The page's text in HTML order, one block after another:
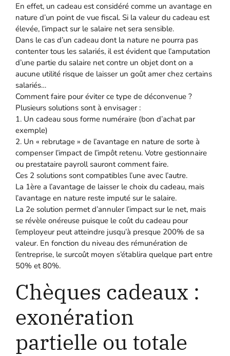
En effet, un cadeau est considéré comme un avantage en
nature d’un point de vue fiscal. Si la valeur du cadeau est
élevée, l’impact sur le salaire net sera sensible.
Dans le cas d’un cadeau dont la nature ne pourra pas
contenter tous les salariés, il est évident que l’amputation
d’une partie du salaire net contre un objet dont on a
aucune utilité risque de laisser un goût amer chez certains
salariés…
Comment faire pour éviter ce type de déconvenue ?
Plusieurs solutions sont à envisager :
1. Un cadeau sous forme numéraire (bon d’achat par
exemple)
2. Un « rebrutage » de l’avantage en nature de sorte à
compenser l’impact de l’impôt retenu. Votre gestionnaire
ou prestataire payroll sauront comment faire.
Ces 2 solutions sont compatibles l’une avec l’autre.
La 1ère a l’avantage de laisser le choix du cadeau, mais
l’avantage en nature reste imputé sur le salaire.
La 2e solution permet d’annuler l’impact sur le net, mais
se révèle onéreuse puisque le coût du cadeau pour
l’employeur peut atteindre jusqu’à presque 200% de sa
valeur. En fonction du niveau des rémunération de
l’entreprise, le surcoût moyen s’établira quelque part entre
50% et 80%.
Chèques cadeaux :
exonération
partielle ou totale